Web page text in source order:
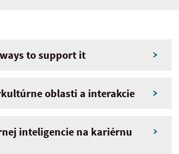
to support it
oblasti a interakcie
inteligencie na kariérnu